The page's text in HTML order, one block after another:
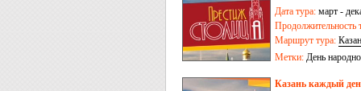
Дата тура: март -
Продолжительность
Маршрут тура:
Метки: День
Казань каждый